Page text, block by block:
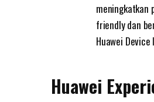
meningkatkan
friendly dan
Huawei Device
Huawei